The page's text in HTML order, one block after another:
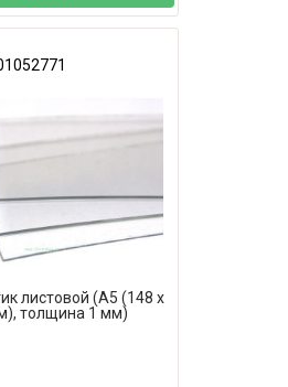
листовой (А5 (148 х
толщина 1 мм)